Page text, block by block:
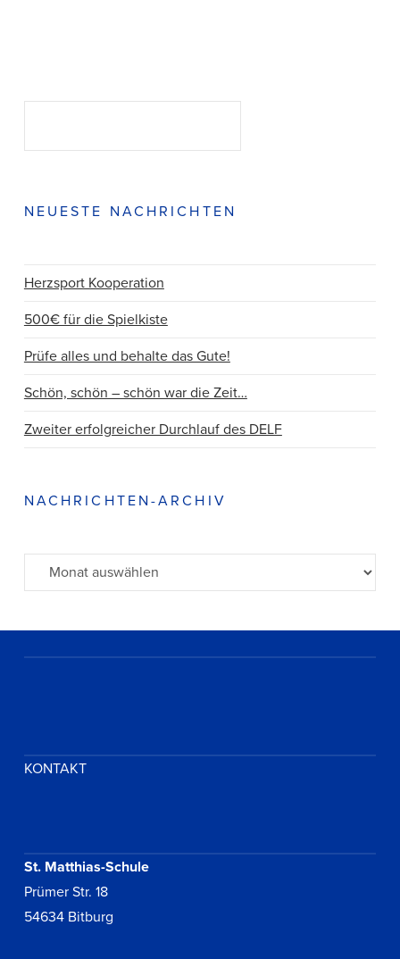
NEUESTE NACHRICHTEN
Herzsport Kooperation
500€ für die Spielkiste
Prüfe alles und behalte das Gute!
Schön, schön – schön war die Zeit…
Zweiter erfolgreicher Durchlauf des DELF
NACHRICHTEN-ARCHIV
Archiv
KONTAKT
St. Matthias-Schule
Prümer Str. 18
54634 Bitburg